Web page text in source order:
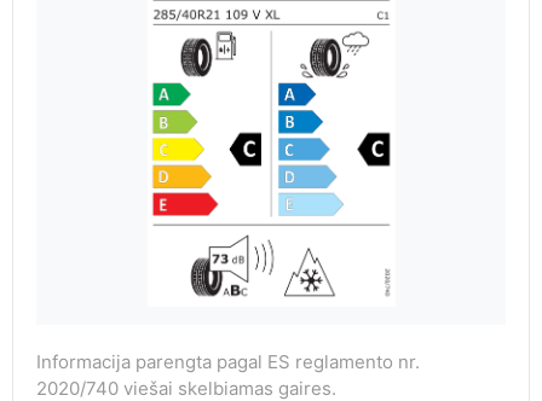
Informacija parengta pagal ES reglamento nr.
2020/740 viešai skelbiamas gaires.